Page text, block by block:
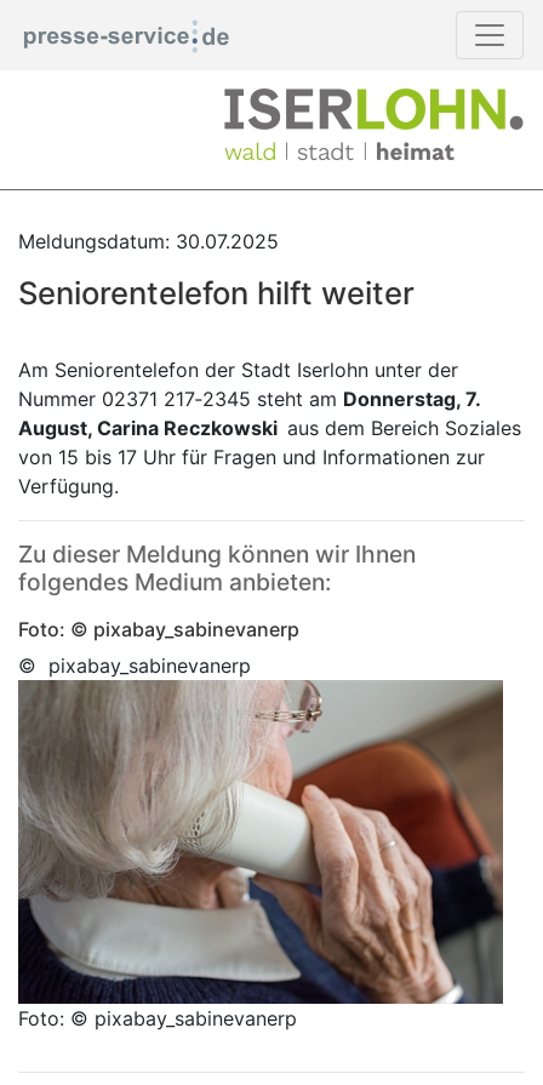
Meldungsdatum: 30.07.2025
Seniorentelefon hilft weiter
Am Seniorentelefon der Stadt Iserlohn unter der
Nummer 02371 217‑2345 steht am Donnerstag, 7.
August, Carina Reczkowski aus dem Bereich Soziales
von 15 bis 17 Uhr für Fragen und Informationen zur
Verfügung.
Zu dieser Meldung können wir Ihnen
folgendes Medium anbieten:
Foto: © pixabay_sabinevanerp
© pixabay_sabinevanerp
Foto: © pixabay_sabinevanerp